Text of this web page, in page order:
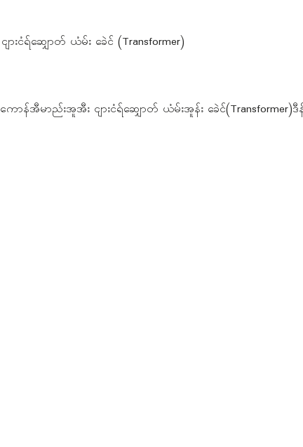
းငံရ်ဆျှောတ် ယံမ်း ခေဲင် (Transformer)
ာန်အီမာည်းအူအီး ငျားငံရ်ဆျှောတ် ယံမ်းအူန်း ခေဲင်(Transformer)ဒီန်